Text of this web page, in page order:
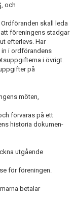
och
skall leda
föreningens stadgar
efterlevs. Har
i ordförandens
i övrigt.
på
möten,
förvaras på ett
historia dokumen-
utgående
för föreningen.
betalar